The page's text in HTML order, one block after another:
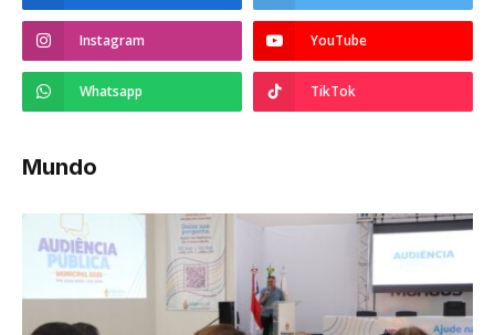
Instagram YouTube
Whatsapp TikTok
Mundo